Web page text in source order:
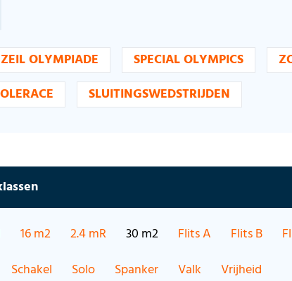
OLYMPIADE SPECIAL OLYMPICS
SLUITINGSWEDSTRIJDEN
16 m2 2.4 mR 30 m2 Flits A Flits B
Schakel Solo Spanker Valk Vrijheid